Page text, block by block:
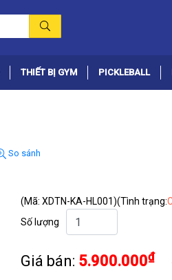
THIẾT BỊ GYM PICKLEBALL
So sánh
(Mã: XDTN-KA-HL001)(Tình trạng:
Số lượng
Giá bán: 5.900.000₫